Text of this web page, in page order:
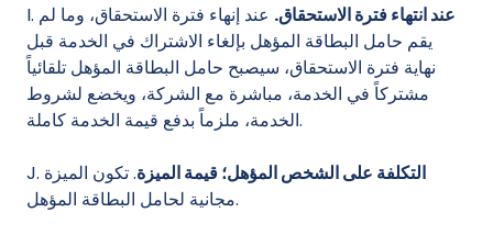
I. عند انتهاء فترة الاستحقاق. عند إنهاء فترة الاستحقاق، وما لم
يقم حامل البطاقة المؤهل بإلغاء الاشتراك في الخدمة قبل
نهاية فترة الاستحقاق، سيصبح حامل البطاقة المؤهل تلقائياً
مشتركاً في الخدمة، مباشرة مع الشركة، ويخضع لشروط
الخدمة، ملزماً بدفع قيمة الخدمة كاملة.
J. التكلفة على الشخص المؤهل؛ قيمة الميزة. تكون الميزة
مجانية لحامل البطاقة المؤهل.